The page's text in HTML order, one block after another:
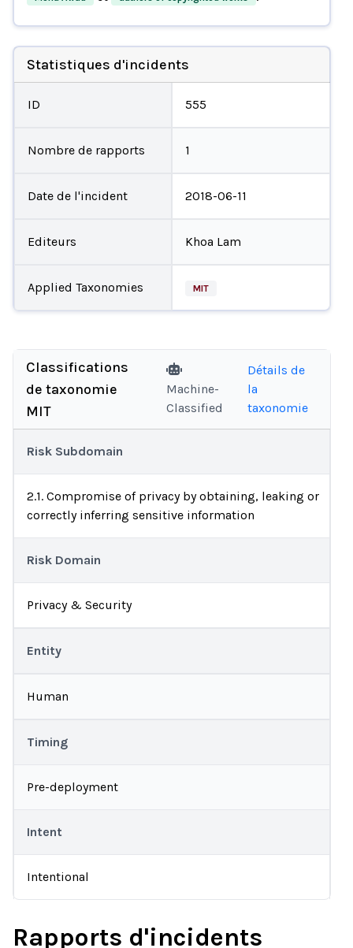
Statistiques d'incidents
ID 555
Nombre de rapports 1
Date de l'incident 2018-06-11
Editeurs Khoa Lam
Applied Taxonomies MIT
Classifications
de taxonomie
MIT
Machine-
Classified
Détails de
la
taxonomie
Risk Subdomain
2.1. Compromise of privacy by obtaining, leaking or
correctly inferring sensitive information
Risk Domain
Privacy & Security
Entity
Human
Timing
Pre-deployment
Intent
Intentional
Rapports d'incidents